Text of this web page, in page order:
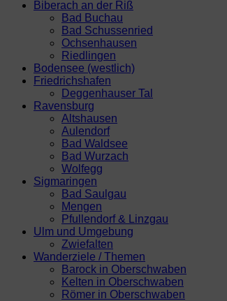
Biberach an der Riß
Bad Buchau
Bad Schussenried
Ochsenhausen
Riedlingen
Bodensee (westlich)
Friedrichshafen
Deggenhauser Tal
Ravensburg
Altshausen
Aulendorf
Bad Waldsee
Bad Wurzach
Wolfegg
Sigmaringen
Bad Saulgau
Mengen
Pfullendorf & Linzgau
Ulm und Umgebung
Zwiefalten
Wanderziele / Themen
Barock in Oberschwaben
Kelten in Oberschwaben
Römer in Oberschwaben